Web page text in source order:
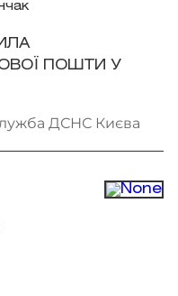
ПОШТИ У
ДСНС Києва